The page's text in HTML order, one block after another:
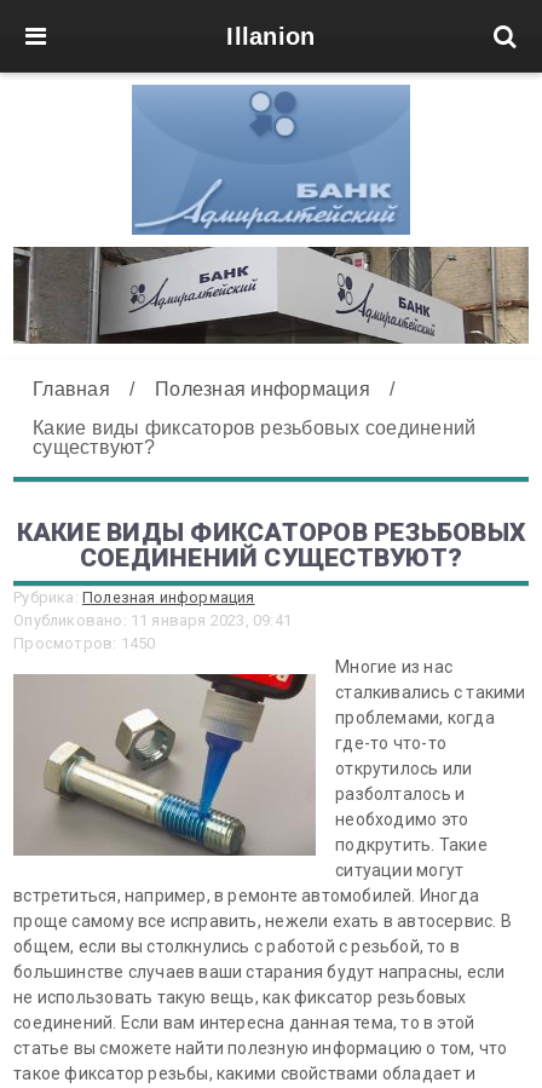
Illanion
Главная / Полезная информация
/
Какие виды фиксаторов резьбовых соединений
существуют?
КАКИЕ ВИДЫ ФИКСАТОРОВ РЕЗЬБОВЫХ
СОЕДИНЕНИЙ СУЩЕСТВУЮТ?
Рубрика: Полезная информация
Опубликовано: 11 января 2023, 09:41
Просмотров: 1450
Многие из нас
сталкивались с такими
проблемами, когда
где-то что-то
открутилось или
разболталось и
необходимо это
подкрутить. Такие
ситуации могут
встретиться, например, в ремонте автомобилей. Иногда
проще самому все исправить, нежели ехать в автосервис. В
общем, если вы столкнулись с работой с резьбой, то в
большинстве случаев ваши старания будут напрасны, если
не использовать такую вещь, как фиксатор резьбовых
соединений. Если вам интересна данная тема, то в этой
статье вы сможете найти полезную информацию о том, что
такое фиксатор резьбы, какими свойствами обладает и